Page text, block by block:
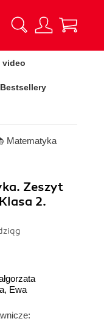
video
Bestsellery
Matematyka
Zeszyt
2.
, Ewa